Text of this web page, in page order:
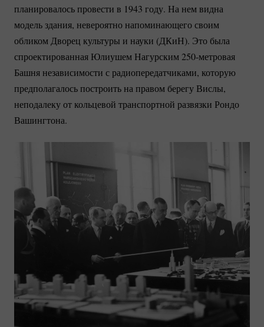
планировалось провести в 1943 году. На нем видна
модель здания, невероятно напоминающего своим
обликом Дворец культуры и науки (ДКиН). Это была
спроектированная Юлиушем Нагурским250-метровая
Башня независимости с радиопередатчиками, которую
предполагалось построить на правом берегу Вислы,
неподалеку от кольцевой транспортной развязки Рондо
Вашингтона.